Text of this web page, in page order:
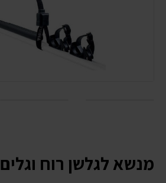
מנשא לגלשן רוח וגלים THULE 833